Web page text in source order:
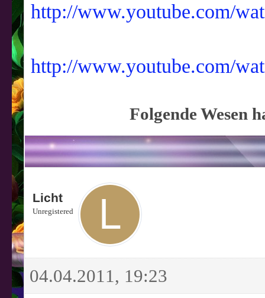
http://www.youtube.com/
http://www.youtube.com/
Folgende Wesen
Licht
Unregistered
04.04.2011, 19:23